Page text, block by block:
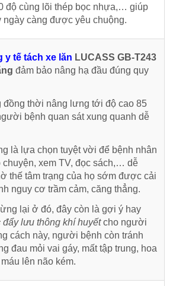
độ cùng lõi thép bọc nhựa,… giúp
ngày càng được yêu chuộng.
y tế tách xe lăn LUCASS GB-T243
đảm bảo nâng hạ đầu đúng quy
đồng thời nâng lưng tới độ cao 85
bệnh quan sát xung quanh dễ
là lựa chọn tuyệt vời để bệnh nhân
chuyện, xem TV, đọc sách,… dễ
thế tâm trạng của họ sớm được cải
nguy cơ trầm cảm, căng thẳng.
lại ở đó, đây còn là gợi ý hay
đẩy lưu thông khí huyếtcho người
cách này, người bệnh còn tránh
đau mỏi vai gáy, mất tập trung, hoa
lên não kém.